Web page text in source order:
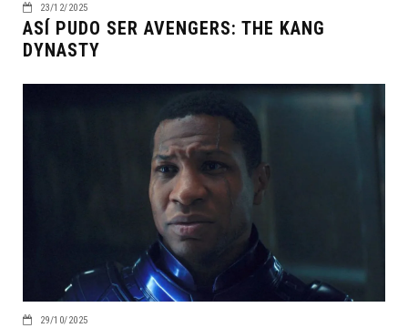
23/12/2025
ASÍ PUDO SER AVENGERS: THE KANG
DYNASTY
29/10/2025